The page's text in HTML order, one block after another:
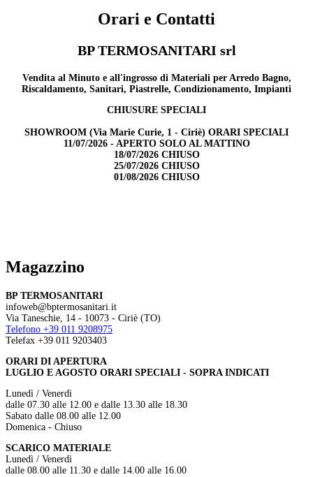
Orari e Contatti
BP TERMOSANITARI srl
Vendita al Minuto e all'ingrosso di Materiali per Arredo Bagno,
Riscaldamento, Sanitari, Piastrelle, Condizionamento, Impianti
CHIUSURE SPECIALI
SHOWROOM (Via Marie Curie, 1 - Ciriè) ORARI SPECIALI
11/07/2026 - APERTO SOLO AL MATTINO
18/07/2026 CHIUSO
25/07/2026 CHIUSO
01/08/2026 CHIUSO
Magazzino
BP TERMOSANITARI
infoweb@bptermosanitari.it
Via Taneschie, 14 - 10073 - Ciriè (TO)
Telefono +39 011 9208975
Telefax +39 011 9203403
ORARI DI APERTURA
LUGLIO E AGOSTO ORARI SPECIALI - SOPRA INDICATI
Lunedì / Venerdì
dalle 07.30 alle 12.00 e dalle 13.30 alle 18.30
Sabato dalle 08.00 alle 12.00
Domenica - Chiuso
SCARICO MATERIALE
Lunedì / Venerdì
dalle 08.00 alle 11.30 e dalle 14.00 alle 16.00